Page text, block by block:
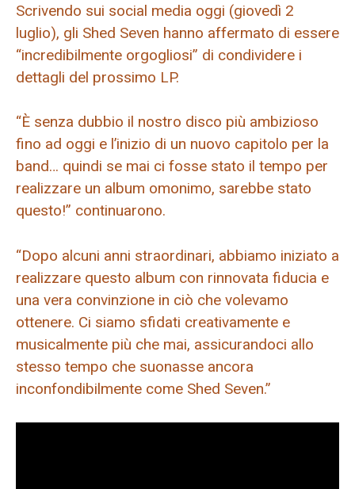
Scrivendo sui social media oggi (giovedì 2
luglio), gli Shed Seven hanno affermato di essere
“incredibilmente orgogliosi” di condividere i
dettagli del prossimo LP.
“È senza dubbio il nostro disco più ambizioso
fino ad oggi e l’inizio di un nuovo capitolo per la
band… quindi se mai ci fosse stato il tempo per
realizzare un album omonimo, sarebbe stato
questo!” continuarono.
“Dopo alcuni anni straordinari, abbiamo iniziato a
realizzare questo album con rinnovata fiducia e
una vera convinzione in ciò che volevamo
ottenere. Ci siamo sfidati creativamente e
musicalmente più che mai, assicurandoci allo
stesso tempo che suonasse ancora
inconfondibilmente come Shed Seven.”